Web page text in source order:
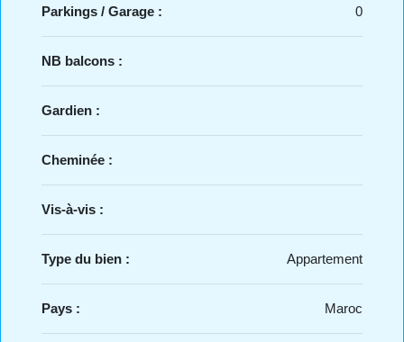
Parkings / Garage : 0
NB balcons :
Gardien :
Cheminée :
Vis-à-vis :
Type du bien : Appartement
Pays : Maroc